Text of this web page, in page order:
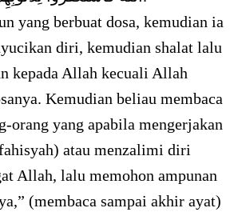
yang berbuat dosa, kemudian ia
diri, kemudian shalat lalu
kepada Allah kecuali Allah
Kemudian beliau membaca
orang yang apabila mengerjakan
atau menzalimi diri
Allah, lalu memohon ampunan
(membaca sampai akhir ayat)